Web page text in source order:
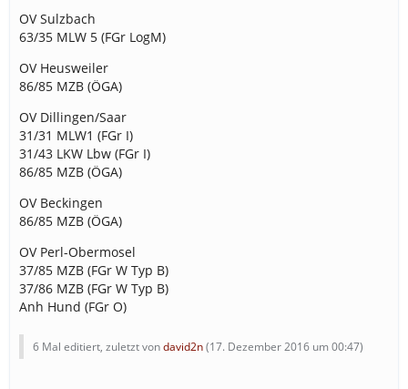
OV Sulzbach
63/35 MLW 5 (FGr LogM)
OV Heusweiler
86/85 MZB (ÖGA)
OV Dillingen/Saar
31/31 MLW1 (FGr I)
31/43 LKW Lbw (FGr I)
86/85 MZB (ÖGA)
OV Beckingen
86/85 MZB (ÖGA)
OV Perl-Obermosel
37/85 MZB (FGr W Typ B)
37/86 MZB (FGr W Typ B)
Anh Hund (FGr O)
6 Mal editiert, zuletzt vondavid2n(17. Dezember 2016 um 00:47)